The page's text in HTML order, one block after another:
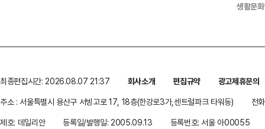
생활문
최종편집시간: 2026.08.07 21:37 회사소개 편집규약
광고제휴문의
주소 : 서울특별시 용산구 서빙고로 17, 18층(한강로3가,센트럴파크 타워동)
전
제호: 데일리안
등록일/발행일: 2005.09.13 등록번호: 서울 아00055